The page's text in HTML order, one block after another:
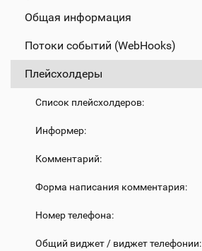
Общая информация
Потоки событий (WebHooks)
Плейсхолдеры
Список плейсхолдеров:
Информер:
Комментарий:
Форма написания комментария:
Номер телефона:
Общий виджет / виджет телефонии: